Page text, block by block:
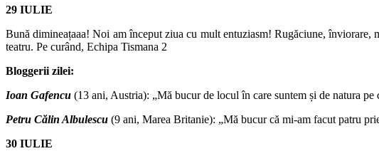
29 IULIE
Bună dimineațaaa! Noi am început ziua cu mult entuziasm! Rugăciune, înviorare,
teatru. Pe curând, Echipa Tismana 2
Bloggerii zilei:
Ioan Gafencu (13 ani, Austria): „Mă bucur de locul în care suntem și de natura
Petru Călin Albulescu (9 ani, Marea Britanie): „Mă bucur că mi-am facut patru
30 IULIE